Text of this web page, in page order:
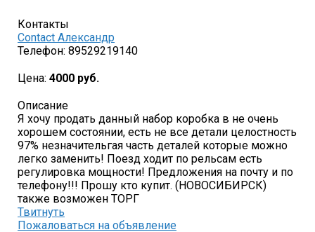
Контакты
Contact Александр
Телефон: 89529219140
Цена: 4000 руб.
Описание
Я хочу продать данный набор коробка в не очень
хорошем состоянии, есть не все детали целостность
97% незначительгая часть деталей которые можно
легко заменить! Поезд ходит по рельсам есть
регулировка мощности! Предложения на почту и по
телефону!!! Прошу кто купит. (НОВОСИБИРСК)
также возможен ТОРГ
Твитнуть
Пожаловаться на объявление